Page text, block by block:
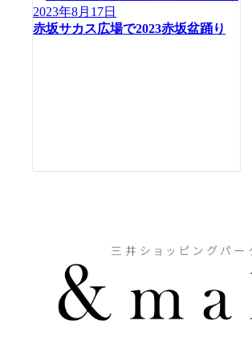
2023年8月17日
赤坂サカス広場で2023赤坂盆踊り